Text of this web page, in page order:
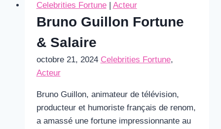
Celebrities Fortune| Acteur
Bruno Guillon Fortune
& Salaire
octobre 21, 2024 Celebrities Fortune,
Acteur
Bruno Guillon, animateur de télévision,
producteur et humoriste français de renom,
a amassé une fortune impressionnante au